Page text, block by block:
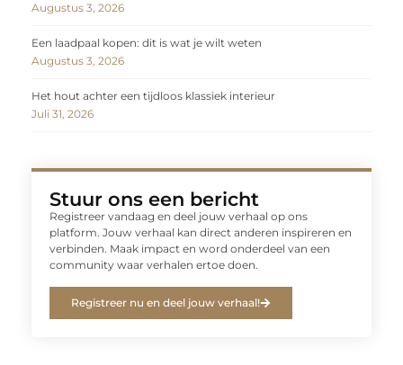
Augustus 3, 2026
Een laadpaal kopen: dit is wat je wilt weten
Augustus 3, 2026
Het hout achter een tijdloos klassiek interieur
Juli 31, 2026
Stuur ons een bericht
Registreer vandaag en deel jouw verhaal op ons
platform. Jouw verhaal kan direct anderen inspireren en
verbinden. Maak impact en word onderdeel van een
community waar verhalen ertoe doen.
Registreer nu en deel jouw verhaal!